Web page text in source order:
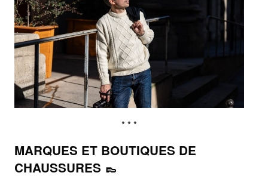
* * *
MARQUES ET BOUTIQUES DE
CHAUSSURES 👞